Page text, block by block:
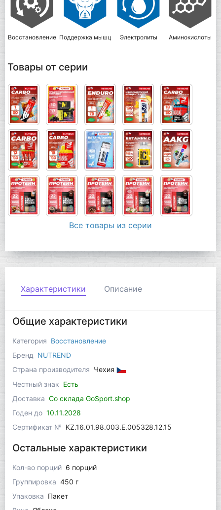
Восстановление Поддержка мышц Электролиты Аминокислоты
Товары от серии
Все товары из серии
Характеристики Описание
Общие характеристики
Категория Восстановление
Бренд
NUTREND
Страна производителя Чехия
Честный знак Есть
Доставка Со склада GoSport.shop
Годен до 10.11.2028
Сертификат № KZ.16.01.98.003.Е.005328.12.15
Остальные характеристики
Кол-во порций 6 порций
Группировка 450 г
Упаковка Пакет